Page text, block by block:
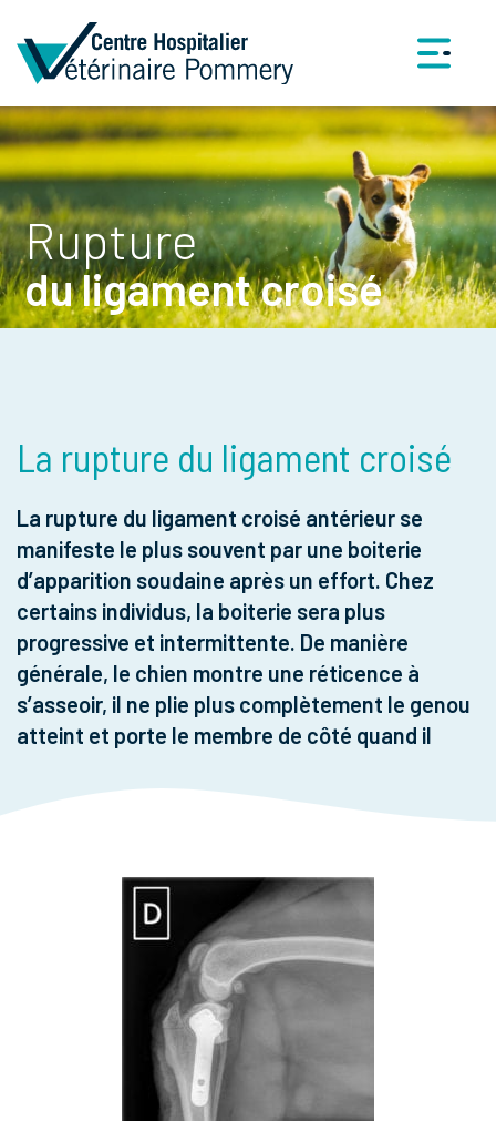
Rupture
du ligament croisé
La rupture du ligament croisé
La rupture du ligament croisé antérieur se
manifeste le plus souvent par une boiterie
d’apparition soudaine après un effort. Chez
certains individus, la boiterie sera plus
progressive et intermittente. De manière
générale, le chien montre une réticence à
s’asseoir, il ne plie plus complètement le genou
atteint et porte le membre de côté quand il
atteints en même temps, alors la pathologie
peut aller jusqu’à entraîner une incapacité à se
neurologique. Compte tenu du caractère
dégénératif de cette pathologie, 50% des
chiens vus en consultation pour une rupture du
ligament croisé antérieur se cassent le
ligament croisé du côté opposé dans l’année